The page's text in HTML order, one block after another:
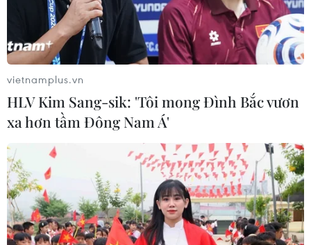
02/05/2019 15:07
Thủ tướng vừa có thư kêu gọi chung tay hành động vì
một "Việt Nam với môi trường sống trong lành, an toàn
trường do rác thải nhựa gây ra."
vietnamplus.vn
HLV Kim Sang-sik: 'Tôi mong Đình Bắc vươn
xa hơn tầm Đông Nam Á'